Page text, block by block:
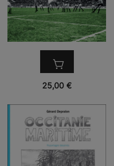
VUE RAPIDE
25,00 €